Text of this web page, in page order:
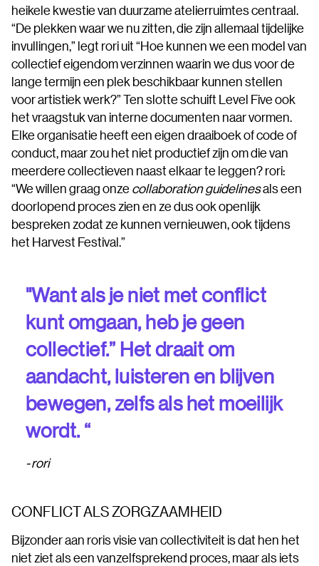
heikele kwestie van duurzame atelierruimtes centraal.
“De plekken waar we nu zitten, die zijn allemaal tijdelijke
invullingen,” legt rori uit “Hoe kunnen we een model van
collectief eigendom verzinnen waarin we dus voor de
lange termijn een plek beschikbaar kunnen stellen
voor artistiek werk?” Ten slotte schuift Level Five ook
het vraagstuk van interne documenten naar vormen.
Elke organisatie heeft een eigen draaiboek of code of
conduct, maar zou het niet productief zijn om die van
meerdere collectieven naast elkaar te leggen? rori:
“We willen graag onzecollaboration guidelinesals een
doorlopend proces zien en ze dus ook openlijk
bespreken zodat ze kunnen vernieuwen, ook tijdens
het Harvest Festival.”
"Want als je niet met conflict
kunt omgaan, heb je geen
collectief.” Het draait om
aandacht, luisteren en blijven
bewegen, zelfs als het moeilijk
wordt. “
rori
CONFLICT ALS ZORGZAAMHEID
Bijzonder aan roris visie van collectiviteit is dat hen het
niet ziet als een vanzelfsprekend proces, maar als iets